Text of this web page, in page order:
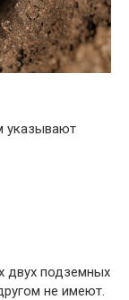
указывают
двух подземных
не имеют.